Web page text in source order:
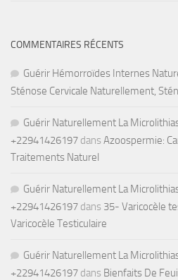
COMMENTAIRES RÉCENTS
Guérir Hémorroïdes Internes
Sténose Cervicale Naturellement,
Guérir Naturellement La
+22941426197 dans Azoospermie:
Traitements Naturel
Guérir Naturellement La
+22941426197 dans 35- Varicocèle
Varicocèle Testiculaire
Guérir Naturellement La
+22941426197 dans Bienfaits De